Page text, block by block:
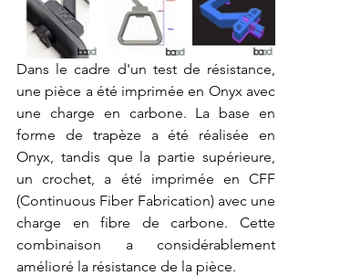
Dans le cadre d'un test de résistance,
une pièce a été imprimée en Onyx avec
une charge en carbone. La base en
forme de trapèze a été réalisée en
Onyx, tandis que la partie supérieure,
un crochet, a été imprimée en CFF
(Continuous Fiber Fabrication) avec une
charge en fibre de carbone. Cette
combinaison a considérablement
amélioré la résistance de la pièce.